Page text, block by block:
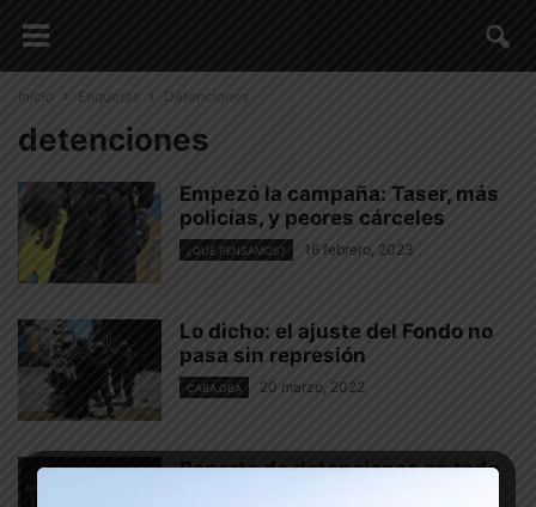
Inicio Etiquetas Detenciones
detenciones
Empezó la campaña: Taser, más
policías, y peores cárceles
¿QUÉ PENSAMOS? 16 febrero, 2023
Lo dicho: el ajuste del Fondo no
pasa sin represión
CABA.GBA 20 marzo, 2022
Reporte de detenciones en todo